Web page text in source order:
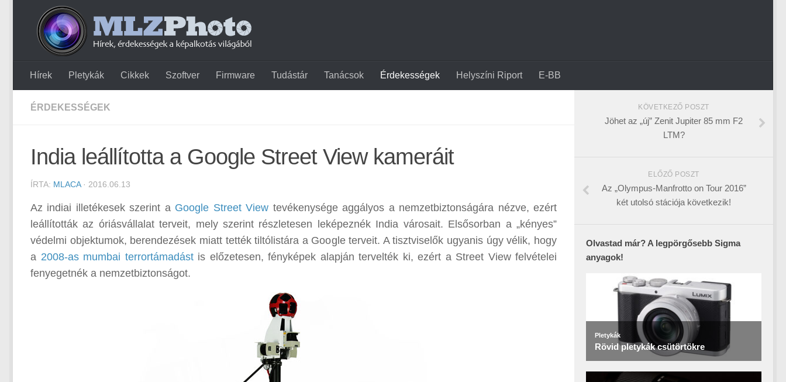
Hírek Pletykák Cikkek Szoftver Firmware Tudástár Tanácsok Érdekességek Helyszíni Riport E-BB
ÉRDEKESSÉGEK
India leállította a Google Street View kameráit
ÍRTA: MLACA· 2016.06.13
Az indiai illetékesek szerint a Google Street View tevékenysége aggályos a nemzetbiztonságára nézve, ezért
leállították az óriásvállalat terveit, mely szerint részletesen leképeznék India városait. Elsősorban a „kényes”
védelmi objektumok, berendezések miatt tették tiltólistára a Google terveit. A tisztviselők ugyanis úgy vélik, hogy
a 2008-as mumbai terrortámadástis előzetesen, fényképek alapján tervelték ki, ezért a Street View felvételei
fenyegetnék a nemzetbiztonságot.
KÖVETKEZŐ POSZT
Jöhet az „új” Zenit Jupiter 85 mm F2
LTM?
ELŐZŐ POSZT
Az „Olympus-Manfrotto on Tour 2016”
két utolsó stációja következik!
Olvastad már? A legpörgősebb Sigma
anyagok!